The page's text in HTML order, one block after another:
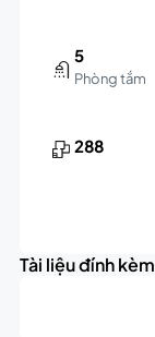
5
Phòng tắm
288
Tài liệu đính kèm